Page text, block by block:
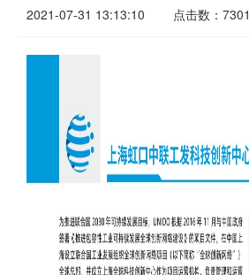
2021-07-31 13:13:10 点击数：7301